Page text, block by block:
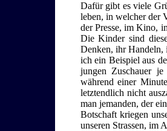
Dafür gibt es viele
leben, in welcher der
der Presse, im Kino,
Die Kinder sind
Denken, ihr Handeln,
ich ein Beispiel aus
jungen Zuschauer
während einer
letztendlich nicht
man jemanden, der
Botschaft kriegen
unseren Strassen, im